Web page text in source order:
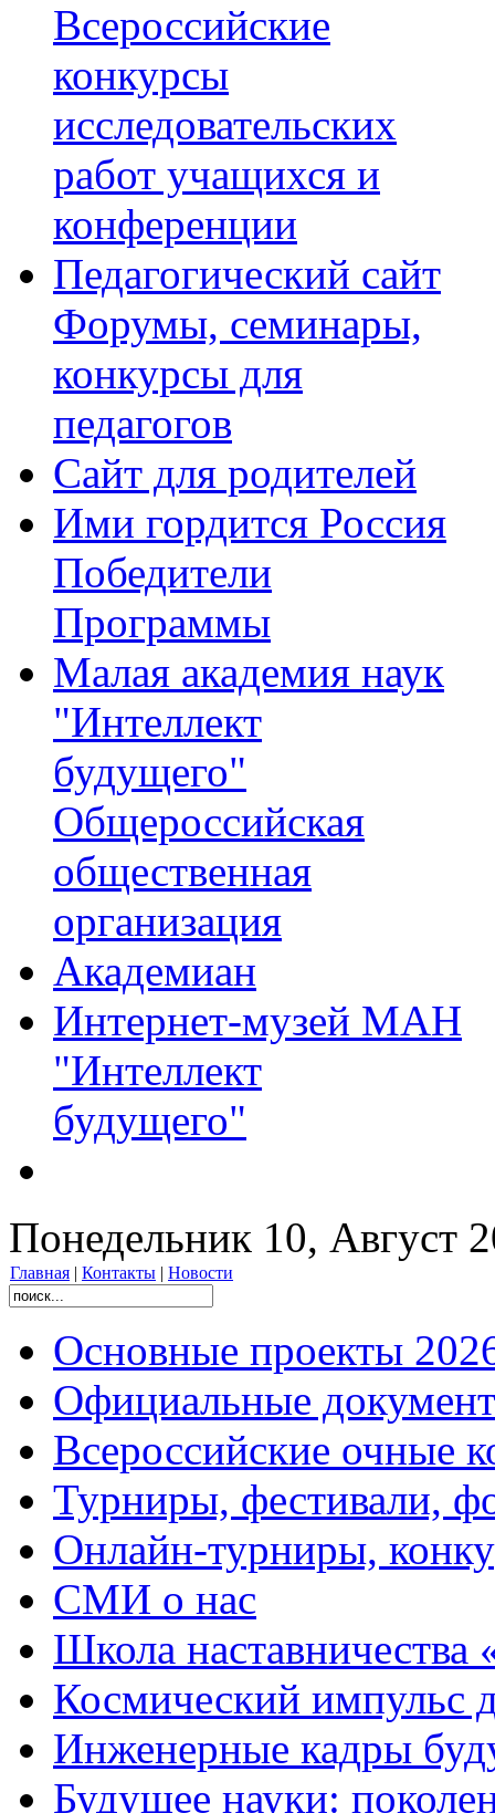
Всероссийские
конкурсы
исследовательских
работ учащихся и
конференции
Педагогический сайт
Форумы, семинары,
конкурсы для
педагогов
Сайт для родителей
Ими гордится Россия
Победители
Программы
Малая академия наук
"Интеллект
будущего"
Общероссийская
общественная
организация
Академиан
Интернет-музей МАН
"Интеллект
будущего"
Понедельник 10, Август
Главная | Контакты | Новости
Основные проекты
Официальные
Всероссийские очные
Турниры, фестивали,
Онлайн-турниры,
СМИ о нас
Школа
Космический импульс
Инженерные кадры
Будущее науки: